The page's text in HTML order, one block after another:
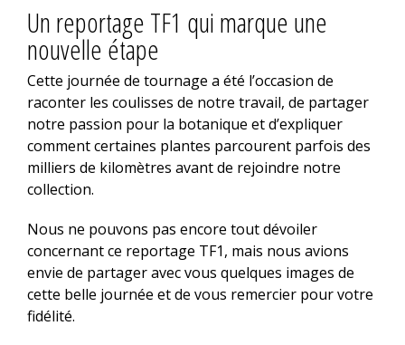
Un reportage TF1 qui marque une
nouvelle étape
Cette journée de tournage a été l’occasion de
raconter les coulisses de notre travail, de partager
notre passion pour la botanique et d’expliquer
comment certaines plantes parcourent parfois des
milliers de kilomètres avant de rejoindre notre
collection.
Nous ne pouvons pas encore tout dévoiler
concernant ce reportage TF1, mais nous avions
envie de partager avec vous quelques images de
cette belle journée et de vous remercier pour votre
fidélité.